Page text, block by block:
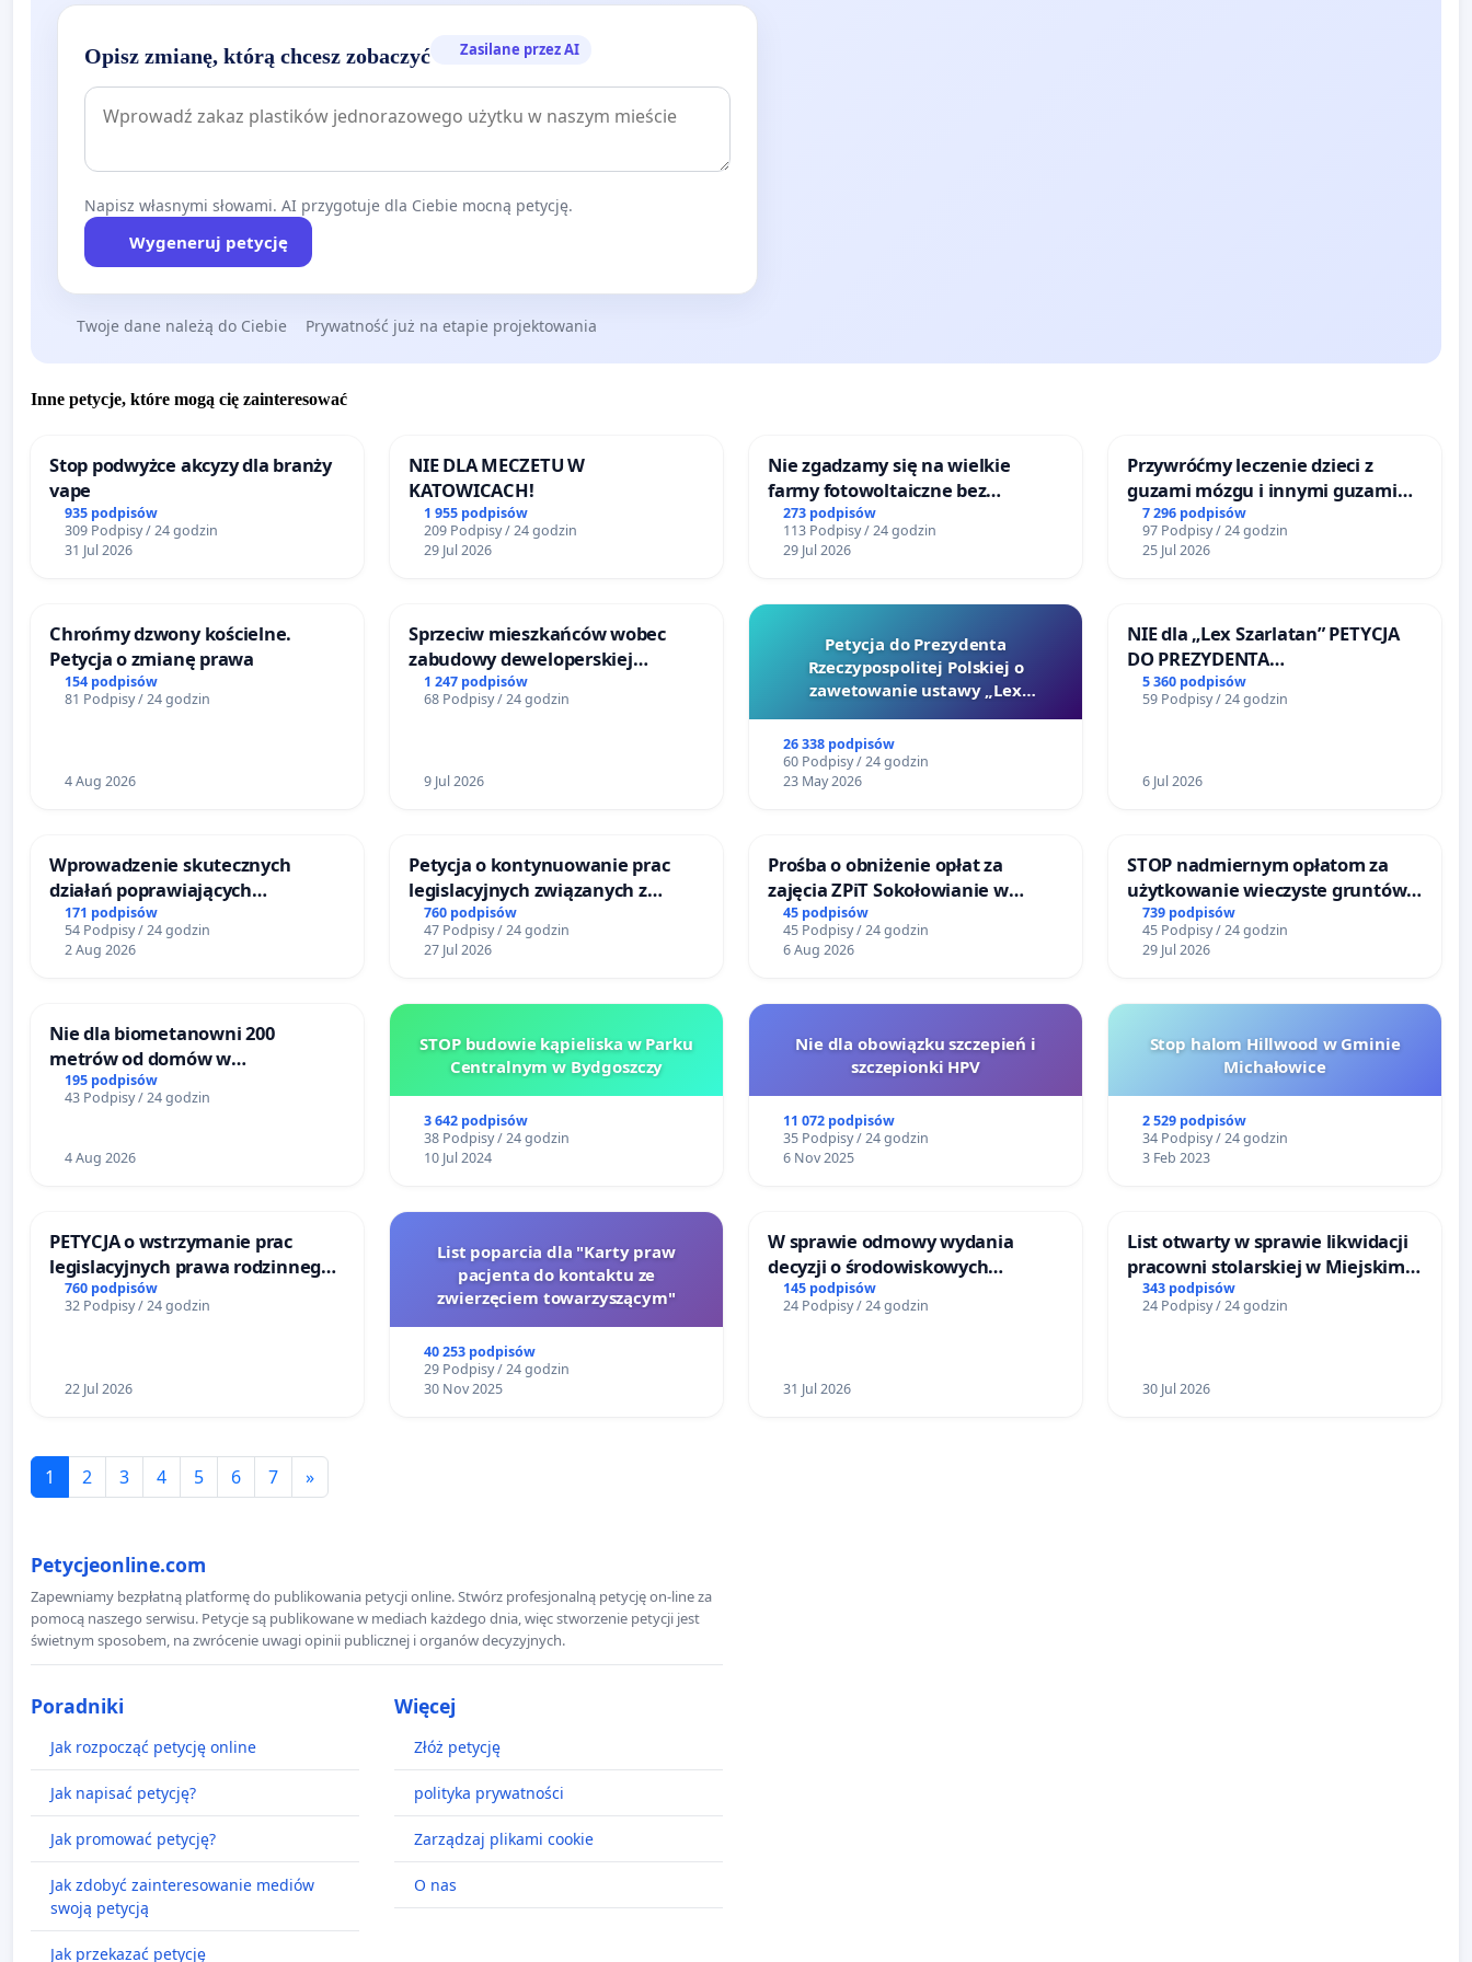
Opisz zmianę, którą chcesz zobaczyć Zasilane przez AI
Napisz własnymi słowami. AI przygotuje dla Ciebie mocną petycję.
Wygeneruj petycję
Twoje dane należą do Ciebie Prywatność już na etapie projektowania
Inne petycje, które mogą cię zainteresować
Stop podwyżce akcyzy dla branży
vape
935 podpisów
309 Podpisy / 24 godzin
31 Jul 2026
NIE DLA MECZETU W
KATOWICACH!
1 955 podpisów
209 Podpisy / 24 godzin
29 Jul 2026
Nie zgadzamy się na wielkie
farmy fotowoltaiczne bez
rzetelnych analiz i akceptacji
mieszkańców
273 podpisów
113 Podpisy / 24 godzin
29 Jul 2026
Przywróćmy leczenie dzieci z
guzami mózgu i innymi guzami
litymi do Górnośląskiego
Centrum Zdrowia Dziecka w
Katowicach
7 296 podpisów
97 Podpisy / 24 godzin
25 Jul 2026
Chrońmy dzwony kościelne.
Petycja o zmianę prawa
154 podpisów
81 Podpisy / 24 godzin
4 Aug 2026
Sprzeciw mieszkańców wobec
zabudowy deweloperskiej
terenow zielonych w rejonie
Bulwarów Straceńskich w Bielsku-
1 247 podpisów
68 Podpisy / 24 godzin
9 Jul 2026
Petycja do Prezydenta
Rzeczypospolitej Polskiej o
zawetowanie ustawy „Lex
26 338 podpisów
60 Podpisy / 24 godzin
23 May 2026
NIE dla „Lex Szarlatan” PETYCJA
DO PREZYDENTA
RZECZYPOSPOLITEJ POLSKIEJ
5 360 podpisów
59 Podpisy / 24 godzin
6 Jul 2026
Wprowadzenie skutecznych
działań poprawiających
bezpieczeństwo na ulicy
Żeromskiego w Otwocku
171 podpisów
54 Podpisy / 24 godzin
2 Aug 2026
Petycja o kontynuowanie prac
legislacyjnych związanych z
reformą prawa rodzinnego
760 podpisów
47 Podpisy / 24 godzin
27 Jul 2026
Prośba o obniżenie opłat za
zajęcia ZPiT Sokołowianie w
Sokołowskim Ośrodku Kultury
45 podpisów
45 Podpisy / 24 godzin
6 Aug 2026
STOP nadmiernym opłatom za
użytkowanie wieczyste gruntów
zajmowanych przez rodzinne
ogrody działkowe.
739 podpisów
45 Podpisy / 24 godzin
29 Jul 2026
Nie dla biometanowni 200
metrów od domów w
Biernatkach, gm. Wądroże
Wielkie
195 podpisów
43 Podpisy / 24 godzin
4 Aug 2026
STOP budowie kąpieliska w Parku
Centralnym w Bydgoszczy
3 642 podpisów
38 Podpisy / 24 godzin
10 Jul 2024
Nie dla obowiązku szczepień i
szczepionki HPV
11 072 podpisów
35 Podpisy / 24 godzin
6 Nov 2025
Stop halom Hillwood w Gminie
Michałowice
2 529 podpisów
34 Podpisy / 24 godzin
3 Feb 2023
PETYCJA o wstrzymanie prac
legislacyjnych prawa rodzinnego
narażających ofiary przemocy
760 podpisów
32 Podpisy / 24 godzin
22 Jul 2026
List poparcia dla "Karty praw
pacjenta do kontaktu ze
zwierzęciem towarzyszącym"
40 253 podpisów
29 Podpisy / 24 godzin
30 Nov 2025
W sprawie odmowy wydania
decyzji o środowiskowych
uwarunkowaniach dla budowy
zakładu wytwarzania biometanu
mieszkańców i Puszczy
145 podpisów
24 Podpisy / 24 godzin
31 Jul 2026
List otwarty w sprawie likwidacji
pracowni stolarskiej w Miejskim
Teatrze Miniatura w Gdańsku
343 podpisów
24 Podpisy / 24 godzin
30 Jul 2026
1 2 3 4 5 6 7 »
Petycjeonline.com
Zapewniamy bezpłatną platformę do publikowania petycji online. Stwórz profesjonalną petycję on-line za
pomocą naszego serwisu. Petycje są publikowane w mediach każdego dnia, więc stworzenie petycji jest
świetnym sposobem, na zwrócenie uwagi opinii publicznej i organów decyzyjnych.
Poradniki
Jak rozpocząć petycję online
Jak napisać petycję?
Jak promować petycję?
Jak zdobyć zainteresowanie mediów
swoją petycją
Jak przekazać petycję
Więcej
Złóż petycję
polityka prywatności
Zarządzaj plikami cookie
O nas